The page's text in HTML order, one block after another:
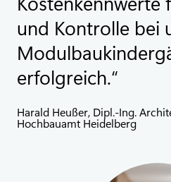
und Kontrolle bei
erfolgreich.
Harald Heußer, Dipl.-Ing.
Hochbauamt Heidelberg